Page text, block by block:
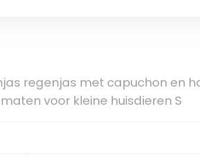
regenjas met capuchon en
voor kleine huisdieren S